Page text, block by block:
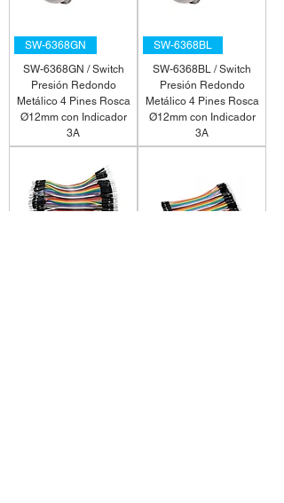
SW-6368GN
SW-6368GN / Switch
Presión Redondo
Metálico 4 Pines Rosca
Ø12mm con Indicador
3A
SW-6368BL
SW-6368BL / Switch
Presión Redondo
Metálico 4 Pines Rosca
Ø12mm con Indicador
3A